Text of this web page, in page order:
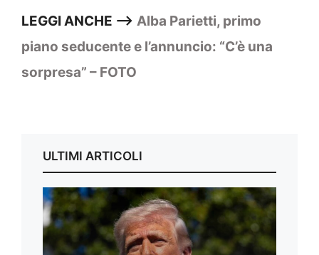
LEGGI ANCHE —–> Alba Parietti, primo
piano seducente e l’annuncio: “C’è una
sorpresa” – FOTO
ULTIMI ARTICOLI